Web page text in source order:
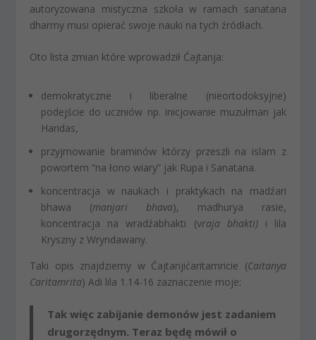
autoryzowana mistyczna szkoła w ramach sanatana
dharmy musi opierać swoje nauki na tych źródłach.
Oto lista zmian które wprowadził Ćajtanja:
demokratyczne i liberalne (nieortodoksyjne)
podejście do uczniów np. inicjowanie muzułman jak
Haridas,
przyjmowanie braminów którzy przeszli na islam z
powortem “na łono wiary” jak Rupa i Sanatana.
koncentracja w naukach i praktykach na madźari
bhawa (manjari bhava), madhurya rasie,
koncentracja na wradźabhakti (vraja bhakti) i lila
Kryszny z Wryndawany.
Taki opis znajdziemy w Ćajtanjićaritamricie (Caitanya
Caritamrita) Adi lila 1.14-16 zaznaczenie moje:
Tak więc zabijanie demonów jest zadaniem
drugorzędnym. Teraz będę mówił o